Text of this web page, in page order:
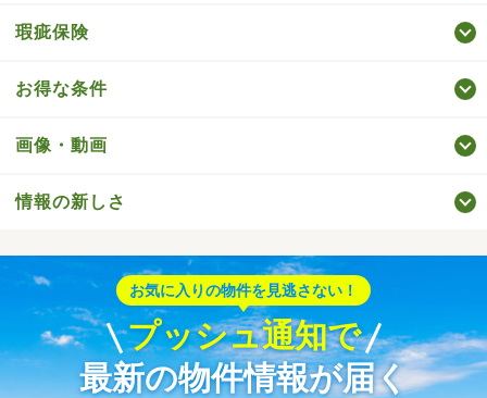
瑕疵保険
お得な条件
画像・動画
情報の新しさ
お気に入りの物件を見逃さない！
プッシュ通知で
最新の物件情報が届く